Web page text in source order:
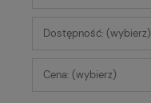
Dostępność: (wybierz)
Cena: (wybierz)